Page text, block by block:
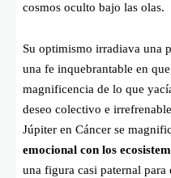
cosmos oculto bajo las olas.
Su optimismo irradiava una
una fe inquebrantable en
magnificencia de lo que
deseo colectivo e
Júpiter en Cáncer se
emocional con los
una figura casi paternal